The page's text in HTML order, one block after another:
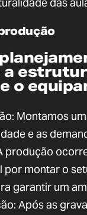
o
Montamos
e as
produção
por montar o
garantir um
Após as